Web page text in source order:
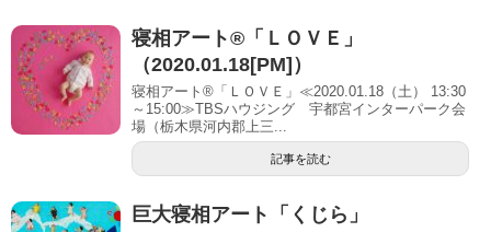
寝相アート®「ＬＯＶＥ」
（2020.01.18[PM]）
寝相アート®「ＬＯＶＥ」≪2020.01.18（土） 13:30
～15:00≫TBSハウジング 宇都宮インターパーク会
場（栃木県河内郡上三...
記事を読む
巨大寝相アート「くじら」